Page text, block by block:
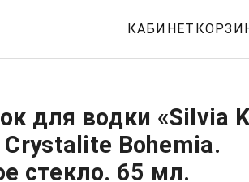
КАБИНЕТ
для водки «Silvia
Bohemia.
стекло. 65 мл.